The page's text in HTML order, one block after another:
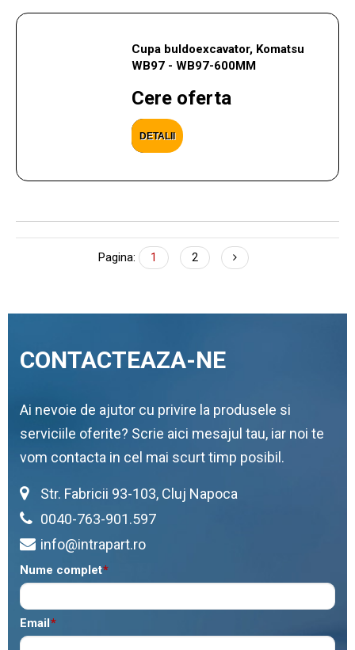
Cupa buldoexcavator, Komatsu
WB97 - WB97-600MM
Cere oferta
DETALII
Pagina: 1 2
CONTACTEAZA-NE
Ai nevoie de ajutor cu privire la produsele si
serviciile oferite? Scrie aici mesajul tau, iar noi te
vom contacta in cel mai scurt timp posibil.
Str. Fabricii 93-103, Cluj Napoca
0040-763-901.597
info@intrapart.ro
*
Nume complet
*
Email